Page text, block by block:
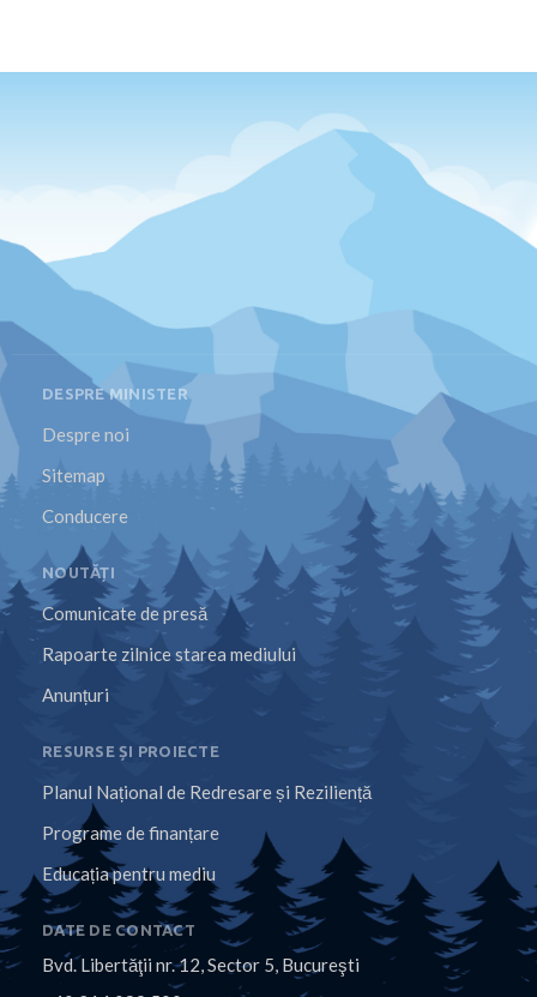
DESPRE MINISTER
Despre noi
Sitemap
Conducere
NOUTĂȚI
Comunicate de presă
Rapoarte zilnice starea mediului
Anunțuri
RESURSE ȘI PROIECTE
Planul Național de Redresare și Reziliență
Programe de finanțare
Educația pentru mediu
DATE DE CONTACT
Bvd. Libertăţii nr. 12, Sector 5, Bucureşti